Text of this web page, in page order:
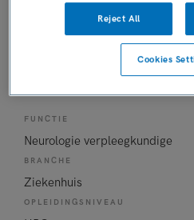
Verpleegkundige
neurologie/
(beschouwend)
FUNCTIE
Neurologie verpleegkundige
BRANCHE
Ziekenhuis
OPLEIDINGSNIVEAU
Reject All
Cookies